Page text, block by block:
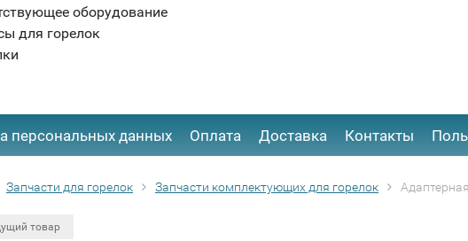
оборудование
для горелок
персональных данных Оплата Доставка Контакты
Запчасти для горелок Запчасти комплектующих для горелок
товар